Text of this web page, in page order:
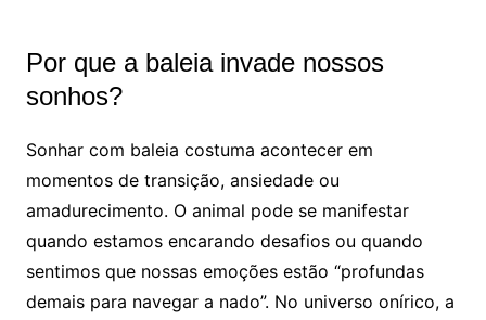
Por que a baleia invade nossos
sonhos?
Sonhar com baleia costuma acontecer em
momentos de transição, ansiedade ou
amadurecimento. O animal pode se manifestar
quando estamos encarando desafios ou quando
sentimos que nossas emoções estão “profundas
demais para navegar a nado”. No universo onírico, a